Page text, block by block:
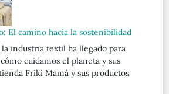
El camino hacia la sostenibilidad
industria textil ha llegado para
cuidamos el planeta y sus
Friki Mamá y sus productos